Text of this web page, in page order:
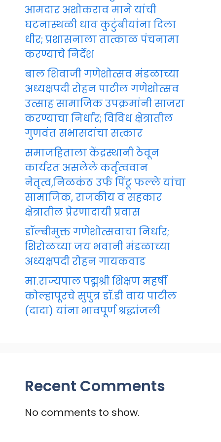
आमदार अशोकराव माने यांची
घटनास्थळी धाव कुटुंबीयांना दिला
धीर; प्रशासनाला तात्काळ पंचनामा
करण्याचे निर्देश
बाल शिवाजी गणेशोत्सव मंडळाच्या
अध्यक्षपदी रोहन पाटील गणेशोत्सव
उत्साह सामाजिक उपक्रमांनी साजरा
करण्याचा निर्धार; विविध क्षेत्रातील
गुणवंत सभासदांचा सत्कार
समाजहिताला केंद्रस्थानी ठेवून
कार्यरत असलेले कर्तृत्ववान
नेतृत्व,निळकंठ उर्फ पिंटू फल्ले यांचा
सामाजिक, राजकीय व सहकार
क्षेत्रातील प्रेरणादायी प्रवास
डॉल्बीमुक्त गणेशोत्सवाचा निर्धार;
शिरोळच्या जय भवानी मंडळाच्या
अध्यक्षपदी रोहन गायकवाड
मा.राज्यपाल पद्मश्री शिक्षण महर्षी
कोल्हापूरचे सुपुत्र डॉ.डी वाय पाटील
(दादा) यांना भावपूर्ण श्रद्धांजली
Recent Comments
No comments to show.